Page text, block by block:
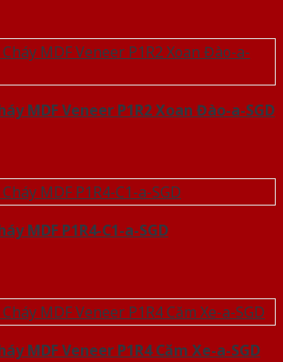
MDF Veneer P1R2 Xoan Đào-a-SGD
MDF P1R4-C1-a-SGD
MDF Veneer P1R4 Căm Xe-a-SGD